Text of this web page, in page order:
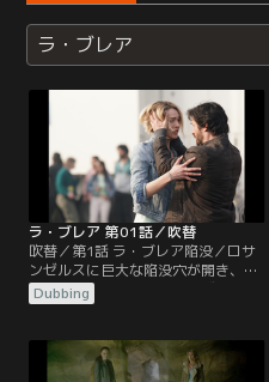
ラ・ブレア
ラ・ブレア 第01話／吹替
吹替／第1話 ラ・ブレア陥没／ロサ
ンゼルスに巨大な陥没穴が開き、ハ
リス家は引き裂かれる。イヴと息子
は謎の太古の世界に送られる。ギャ
が、妻子を家に戻すためのカギかも
しれないことを知る。
Dubbing